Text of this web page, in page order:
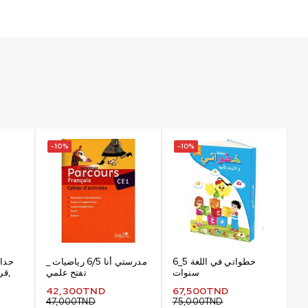
-10%
مدرستي أنا 6/5 رياضيات _
تفتح علمي
47,000TND
42,300TND
-10%
خطواتي في اللغة 5_6
سنوات
75,000TND
67,500TND